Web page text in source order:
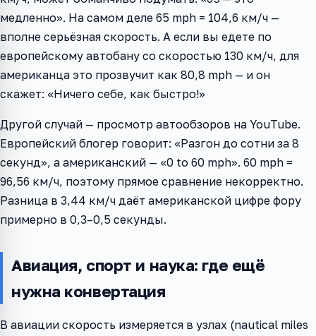
медленно». На самом деле 65 mph = 104,6 км/ч —
вполне серьёзная скорость. А если вы едете по
европейскому автобану со скоростью 130 км/ч, для
американца это прозвучит как 80,8 mph — и он
скажет: «Ничего себе, как быстро!»
Другой случай — просмотр автообзоров на YouTube.
Европейский блогер говорит: «Разгон до сотни за 8
секунд», а американский — «0 to 60 mph». 60 mph =
96,56 км/ч, поэтому прямое сравнение некорректно.
Разница в 3,44 км/ч даёт американской цифре фору
примерно в 0,3–0,5 секунды.
Авиация, спорт и наука: где ещё
нужна конвертация
В авиации скорость измеряется в узлах (nautical miles